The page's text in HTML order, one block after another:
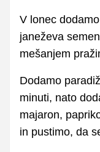
V lonec
janeževa
mešanjem
Dodamo
minuti, nato
majaron,
in pustimo, da